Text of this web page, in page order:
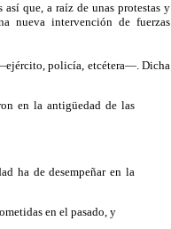
que, a raíz de unas protestas y
nueva intervención de fuerzas
policía, etcétera—. Dicha
en la antigüedad de las
ha de desempeñar en la
en el pasado, y